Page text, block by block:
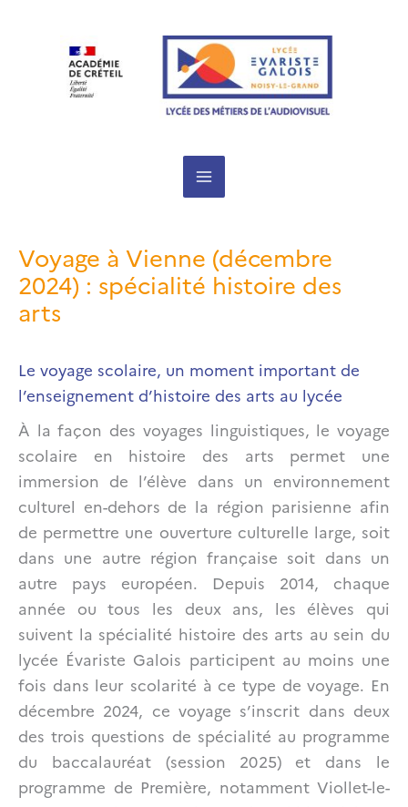
Voyage à Vienne (décembre
2024) : spécialité histoire des
arts
Le voyage scolaire, un moment important de
l’enseignement d’histoire des arts au lycée
À la façon des voyages linguistiques, le voyage
scolaire en histoire des arts permet une
immersion de l’élève dans un environnement
culturel en-dehors de la région parisienne afin
de permettre une ouverture culturelle large, soit
dans une autre région française soit dans un
autre pays européen. Depuis 2014, chaque
année ou tous les deux ans, les élèves qui
suivent la spécialité histoire des arts au sein du
lycée Évariste Galois participent au moins une
fois dans leur scolarité à ce type de voyage. En
décembre 2024, ce voyage s’inscrit dans deux
des trois questions de spécialité au programme
du baccalauréat (session 2025) et dans le
programme de Première, notamment Viollet-le-